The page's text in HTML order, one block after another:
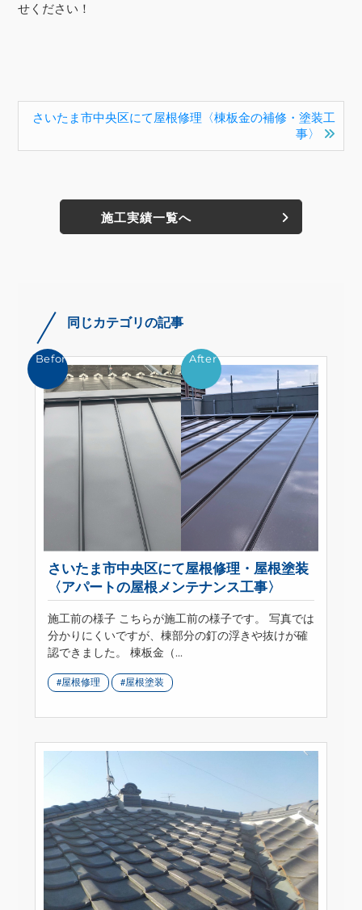
せください！
さいたま市中央区にて屋根修理〈棟板金の補修・塗装工
事〉
施工実績一覧へ
同じカテゴリの記事
Before After
さいたま市中央区にて屋根修理・屋根塗装
〈アパートの屋根メンテナンス工事〉
施工前の様子 こちらが施工前の様子です。 写真では
分かりにくいですが、棟部分の釘の浮きや抜けが確
認できました。 棟板金（...
屋根修理 屋根塗装